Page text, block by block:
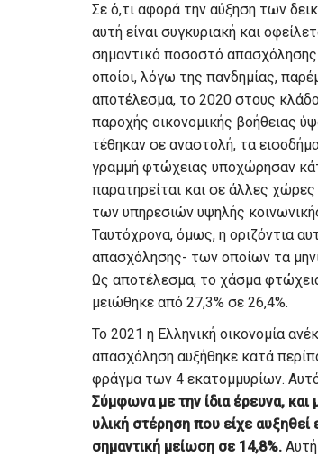
Σε ό,τι αφορά την αύξηση των
αυτή είναι συγκυριακή και
σημαντικό ποσοστό
οποίοι, λόγω της πανδημίας,
αποτέλεσμα, το 2020 στους
παροχής οικονομικής βοήθειας
τέθηκαν σε αναστολή, τα
γραμμή φτώχειας υποχώρησαν
παρατηρείται και σε άλλες
των υπηρεσιών υψηλής
Ταυτόχρονα, όμως, η οριζόντια
απασχόλησης- των οποίων τα
Ως αποτέλεσμα, το χάσμα
μειώθηκε από 27,3% σε 26,4%.
Το 2021 η Ελληνική οικονομία
απασχόληση αυξήθηκε κατά
φράγμα των 4 εκατομμυρίων.
Σύμφωνα με την ίδια έρευνα,
υλική στέρηση που είχε
σημαντική μείωση σε 14,8%.